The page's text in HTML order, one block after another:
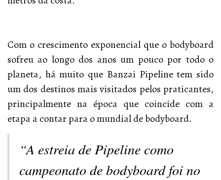
Com o crescimento exponencial que o bodyboard
sofreu ao longo dos anos um pouco por todo o
planeta, há muito que Banzai Pipeline tem sido
um dos destinos mais visitados pelos praticantes,
principalmente na época que coincide com a
etapa a contar para o mundial de bodyboard.
“A estreia de Pipeline como
campeonato de bodyboard foi no